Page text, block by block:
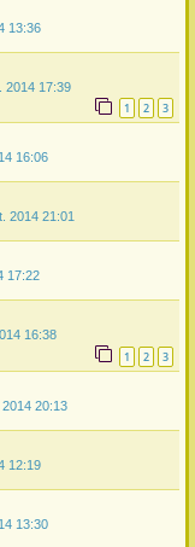
13:36
2014 17:39
1 2 3
16:06
2014 21:01
17:22
16:38
1 2 3
20:13
12:19
13:30